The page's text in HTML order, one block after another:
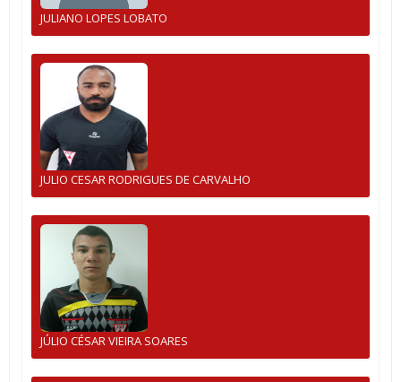
JULIANO LOPES LOBATO
JULIO CESAR RODRIGUES DE CARVALHO
JÚLIO CÉSAR VIEIRA SOARES